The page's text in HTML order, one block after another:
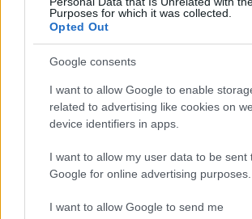
Purposes for which it was collected.
Opted Out
Google consents
I want to allow Google to enable
related to advertising like cookies on
device identifiers in apps.
I want to allow my user data to be sent
Google for online advertising purposes.
I want to allow Google to send me
Condividi l'articolo
a
ce
b
o
o
T
w
it
te
r
Pi
n
te
re
st
W
h
at
s
A
p
S
h
re
Articolo precedente
Prossimo articolo